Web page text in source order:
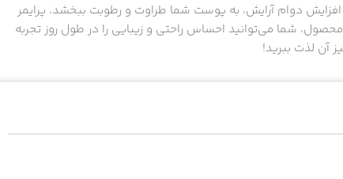
افزایش دوام آرایش، به پوست شما طراوت و رطوبت ببخشد، پرایمر
شما می‌توانید احساس راحتی و زیبایی را در طول روز تجربه
آن لذت ببرید!